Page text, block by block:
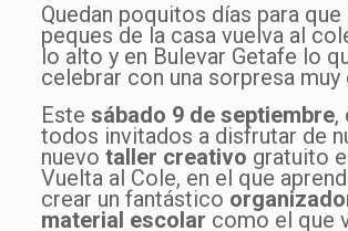
Quedan poquitos días para
peques de la casa vuelva al
lo alto y en Bulevar Getafe lo
celebrar con una sorpresa muy
Este sábado 9 de septiembre,
todos invitados a disfrutar de
nuevo taller creativo gratuito
Vuelta al Cole, en el que
crear un fantástico
material escolar como el que